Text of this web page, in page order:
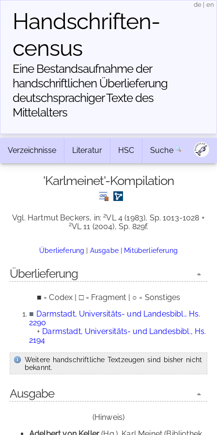
Handschriften­
census
Eine Bestandsaufnahme der
handschriftlichen Über­lieferung
deutschsprachiger Texte des
Mittelalters
de en
Verzeichnisse Literatur HSC Suche
'Karlmeinet'-Kompilation
Vgl. Hartmut Beckers, in:2VL 4 (1983), Sp. 1013-1028 +
2VL 11 (2004), Sp. 829f.
Überlieferung | Ausgabe| Mitüberlieferung
Überlieferung
■ = Codex | □ = Fragment | ○ = Sonstiges
■ Darmstadt, Universitäts- und Landesbibl., Hs.
2290
+ Darmstadt, Universitäts- und Landesbibl., Hs.
2194
Weitere handschriftliche Textzeugen sind bisher nicht
bekannt.
Ausgabe
(Hinweis)